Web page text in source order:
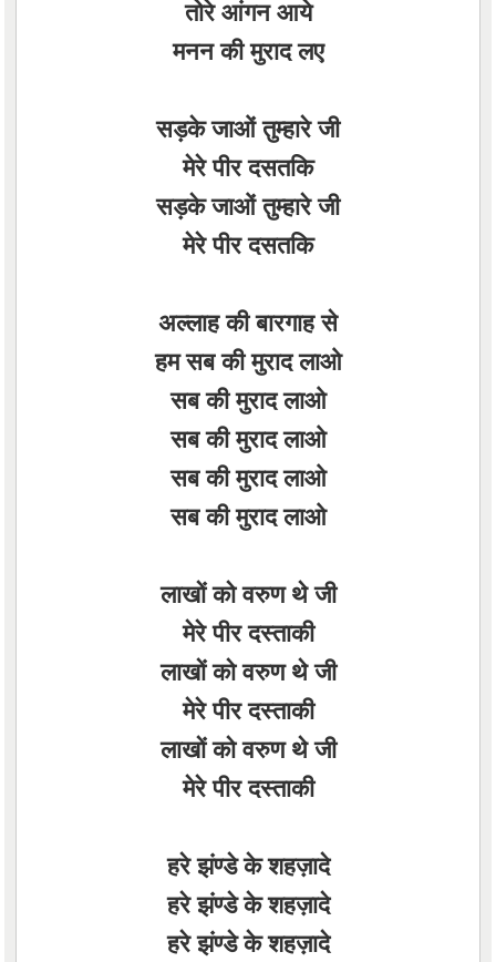
तोरे आंगन आये
मनन की मुराद लए
सड़के जाओं तुम्हारे जी
मेरे पीर दसतकि
सड़के जाओं तुम्हारे जी
मेरे पीर दसतकि
अल्लाह की बारगाह से
हम सब की मुराद लाओ
सब की मुराद लाओ
सब की मुराद लाओ
सब की मुराद लाओ
सब की मुराद लाओ
लाखों को वरुण थे जी
मेरे पीर दस्ताकी
लाखों को वरुण थे जी
मेरे पीर दस्ताकी
लाखों को वरुण थे जी
मेरे पीर दस्ताकी
हरे झंण्डे के शहज़ादे
हरे झंण्डे के शहज़ादे
हरे झंण्डे के शहज़ादे